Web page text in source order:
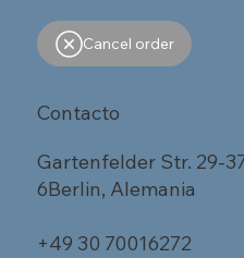
Cancel order
Contacto
Gartenfelder Str. 29-
6Berlin, Alemania
+49 30 70016272